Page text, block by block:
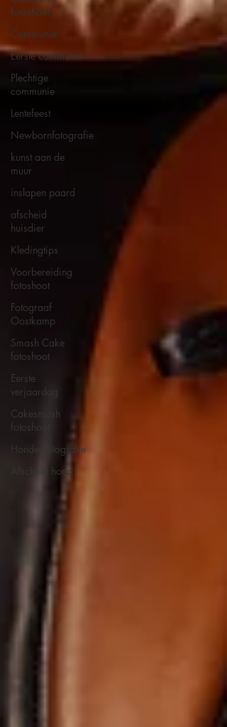
fotoshoot
Communie
Eerste communie
Plechtige
communie
Lentefeest
Newbornfotografie
kunst aan de
muur
inslapen paard
afscheid
huisdier
Kledingtips
Voorbereiding
fotoshoot
Fotograaf
Oostkamp
Smash Cake
fotoshoot
Eerste
verjaardag
Cakesmash
fotoshoot
Hondenfotografie
Afscheid hond